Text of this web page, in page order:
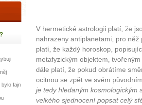
bylo fajn
V hermetické astrologii platí, že
nahrazeny antiplanetami, pro
platí, že každý horoskop,
metafyzickým objektem,
dále platí, že pokud obrátíme
ocitnou se zpět ve svém
je tedy hledaným kosmologickým
velkého sjednocení popsat celý